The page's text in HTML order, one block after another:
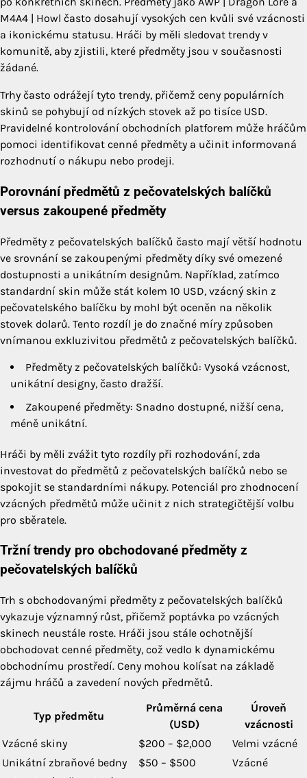
M4A4 | Howl často dosahují vysokých cen kvůli své vzácnosti
a ikonickému statusu. Hráči by měli sledovat trendy v
komunitě, aby zjistili, které předměty jsou v současnosti
žádané.
Trhy často odrážejí tyto trendy, přičemž ceny populárních
skinů se pohybují od nízkých stovek až po tisíce USD.
Pravidelné kontrolování obchodních platforem může hráčům
pomoci identifikovat cenné předměty a učinit informovaná
rozhodnutí o nákupu nebo prodeji.
Porovnání předmětů z pečovatelských balíčků
versus zakoupené předměty
Předměty z pečovatelských balíčků často mají větší hodnotu
ve srovnání se zakoupenými předměty díky své omezené
dostupnosti a unikátním designům. Například, zatímco
standardní skin může stát kolem 10 USD, vzácný skin z
pečovatelského balíčku by mohl být oceněn na několik
stovek dolarů. Tento rozdíl je do značné míry způsoben
vnímanou exkluzivitou předmětů z pečovatelských balíčků.
Předměty z pečovatelských balíčků: Vysoká vzácnost,
unikátní designy, často dražší.
Zakoupené předměty: Snadno dostupné, nižší cena,
méně unikátní.
Hráči by měli zvážit tyto rozdíly při rozhodování, zda
investovat do předmětů z pečovatelských balíčků nebo se
spokojit se standardními nákupy. Potenciál pro zhodnocení
vzácných předmětů může učinit z nich strategičtější volbu
pro sběratele.
Tržní trendy pro obchodované předměty z
pečovatelských balíčků
Trh s obchodovanými předměty z pečovatelských balíčků
vykazuje významný růst, přičemž poptávka po vzácných
skinech neustále roste. Hráči jsou stále ochotnější
obchodovat cenné předměty, což vedlo k dynamickému
obchodnímu prostředí. Ceny mohou kolísat na základě
zájmu hráčů a zavedení nových předmětů.
Typ předmětu
Průměrná cena
(USD)
Úroveň
vzácnosti
Vzácné skiny
$200 – $2,000
Velmi vzácné
Unikátní zbraňové bedny
$50 – $500
Vzácné